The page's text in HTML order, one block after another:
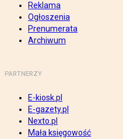
Reklama
Ogłoszenia
Prenumerata
Archiwum
PARTNERZY
E-kiosk.pl
E-gazety.pl
Nexto.pl
Mała księgowość